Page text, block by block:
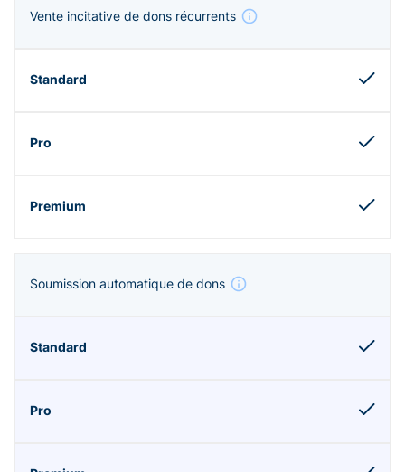
Vente incitative de dons récurrents
Soumission automatique de dons